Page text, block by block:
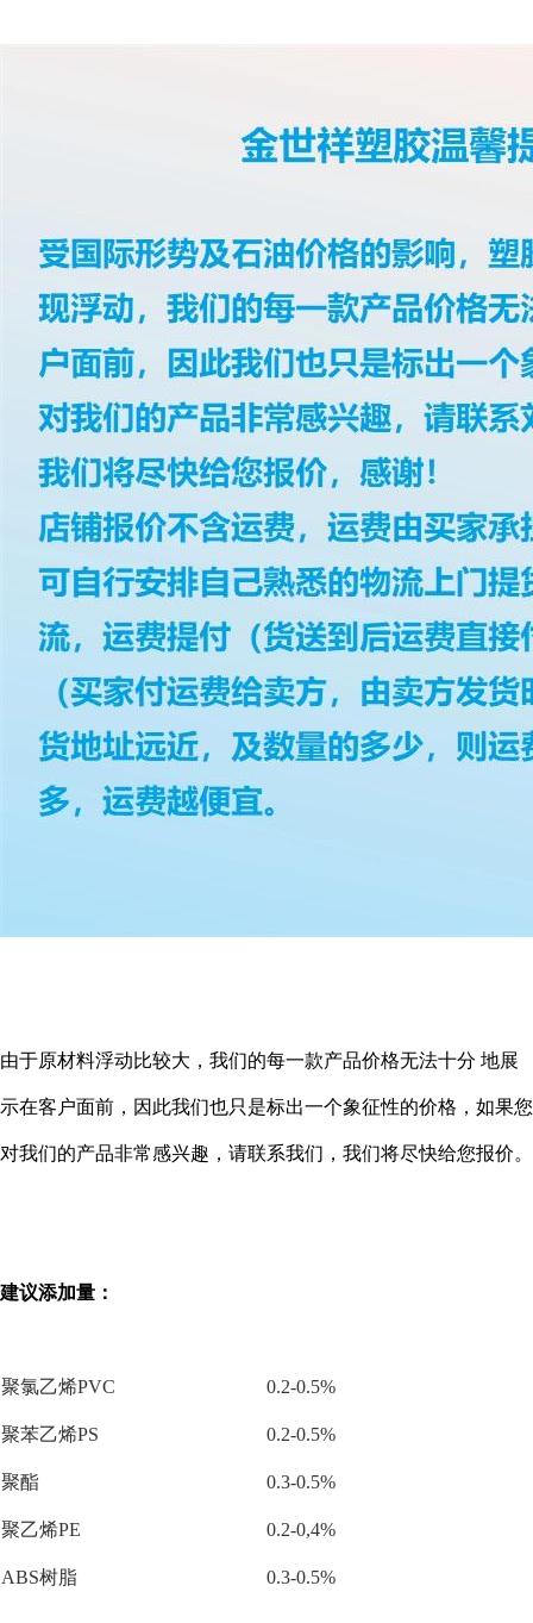
由于原材料浮动比较大，我们的每一款产品价格无法十分 地展
示在客户面前，因此我们也只是标出一个象征性的价格，如果您
对我们的产品非常感兴趣，请联系我们，我们将尽快给您报价。
建议添加量：
聚氯乙烯PVC 0.2-0.5%
聚苯乙烯PS 0.2-0.5%
聚酯 0.3-0.5%
聚乙烯PE 0.2-0,4%
ABS树脂 0.3-0.5%